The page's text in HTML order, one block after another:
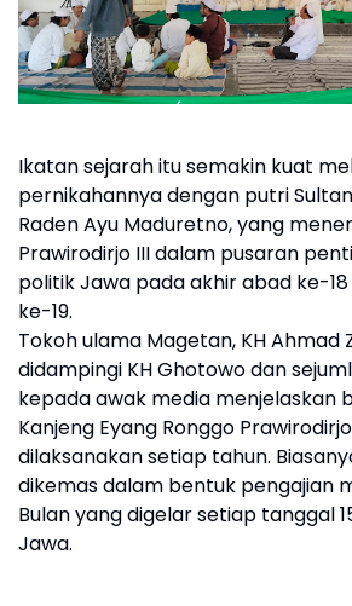
Ikatan sejarah itu semakin kuat
pernikahannya dengan putri
Raden Ayu Maduretno, yang
Prawirodirjo III dalam pusaran
politik Jawa pada akhir abad ke-
ke-19.
Tokoh ulama Magetan, KH Ahmad
didampingi KH Ghotowo dan
kepada awak media menjelaskan
Kanjeng Eyang Ronggo
dilaksanakan setiap tahun.
dikemas dalam bentuk pengajian
Bulan yang digelar setiap tanggal
Jawa.